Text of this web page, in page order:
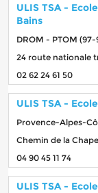
ULIS TSA -
Bains
DROM - PTOM (97-
24 route nationale
02 62 24 61 50
ULIS TSA -
Provence-Alpes-
Chemin de la
04 90 45 11 74
ULIS TSA -